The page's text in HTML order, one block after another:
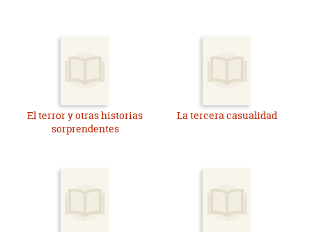
El terror y otras historias
sorprendentes
La tercera casualidad